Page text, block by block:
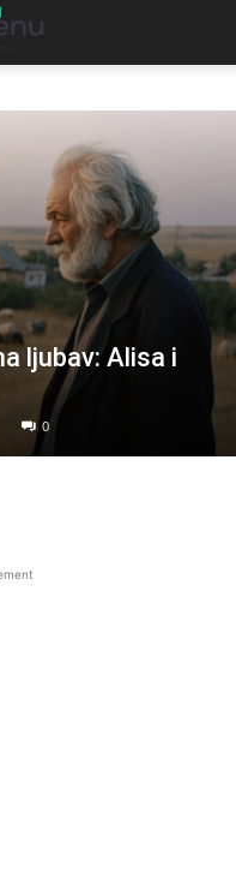
ljubav: Alisa i
0